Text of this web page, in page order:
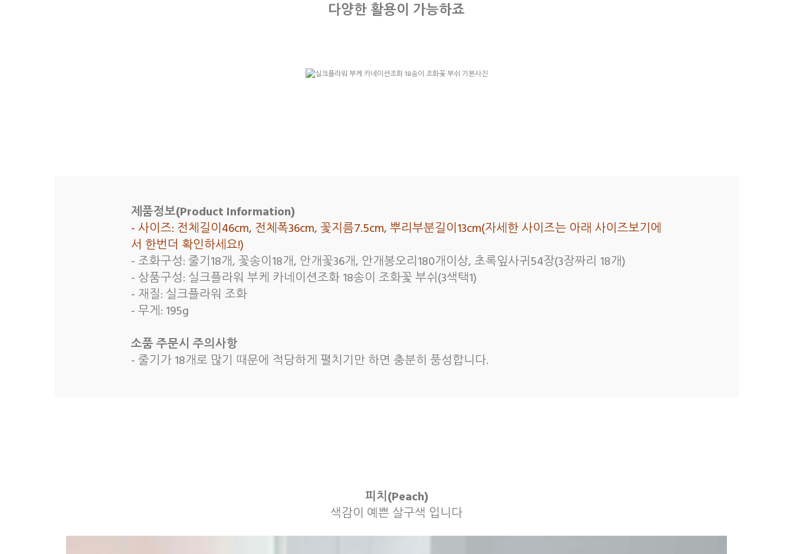
다양한 활용이 가능하죠
제품정보(Product Information)
- 사이즈: 전체길이46cm, 전체폭36cm, 꽃지름7.5cm, 뿌리부분길이13cm(자세한 사이즈는 아래 사이즈보기에
서 한번더 확인하세요!)
- 조화구성: 줄기18개, 꽃송이18개, 안개꽃36개, 안개봉오리180개이상, 초록잎사귀54장(3장짜리 18개)
- 상품구성: 실크플라워 부케 카네이션조화 18송이 조화꽃 부쉬(3색택1)
- 재질: 실크플라워 조화
- 무게: 195g
소품 주문시 주의사항
- 줄기가 18개로 많기 때문에 적당하게 펼치기만 하면 충분히 풍성합니다.
피치(Peach)
색감이 예쁜 살구색 입니다